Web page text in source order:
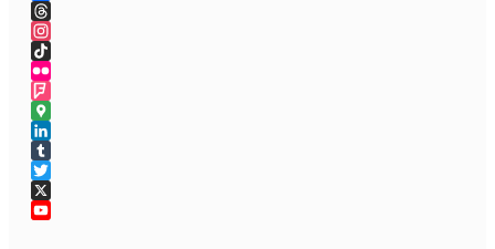
Facebook
Threads
Instagram
TikTok
Flickr
Foursquare
Google
Maps
LinkedIn
Tumblr
Twitter
X